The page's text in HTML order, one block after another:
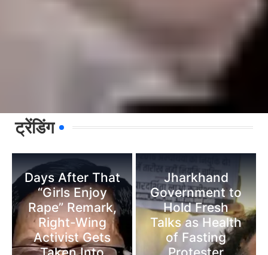
ट्रेंडिंग
Days After That
“Girls Enjoy
Rape” Remark,
Right-Wing
Activist Gets
Jharkhand
Government to
Hold Fresh
Talks as Health
of Fasting